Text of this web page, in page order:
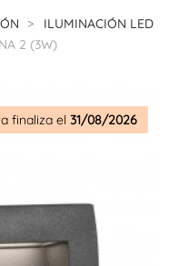
ILUMINACIÓN LED
2 (3W)
finaliza el 31/08/2026